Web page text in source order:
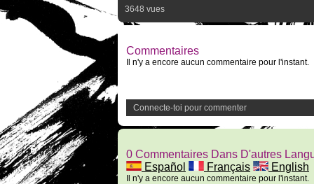
3648 vues
Commentaires
Il n'y a encore aucun commentaire pour l'instant.
Connecte-toi pour commenter
0 Commentaires Dans D'autres
Español
Français English
Il n'y a encore aucun commentaire pour l'instant.